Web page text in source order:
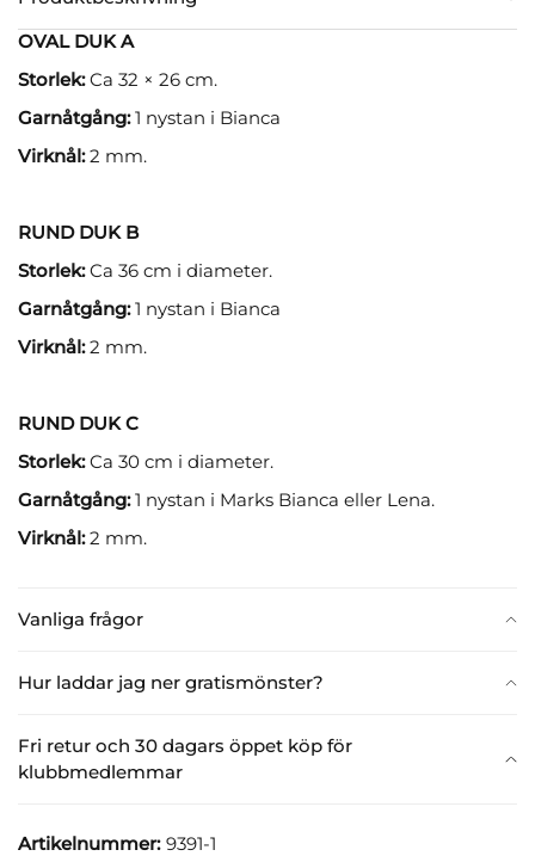
Vanliga frågor
Hur laddar jag ner gratismönster?
Fri retur och 30 dagars öppet köp för
klubbmedlemmar
OVAL DUK A
Storlek:Ca 32 × 26 cm.
Garnåtgång:1 nystan i Bianca
Virknål:2 mm.
RUND DUK B
Storlek:Ca 36 cm i diameter.
Garnåtgång:1 nystan i Bianca
Virknål:2 mm.
RUND DUK C
Storlek:Ca 30 cm i diameter.
Garnåtgång:1 nystan i Marks Bianca eller Lena.
Virknål:2 mm.
Artikelnummer: 9391-1